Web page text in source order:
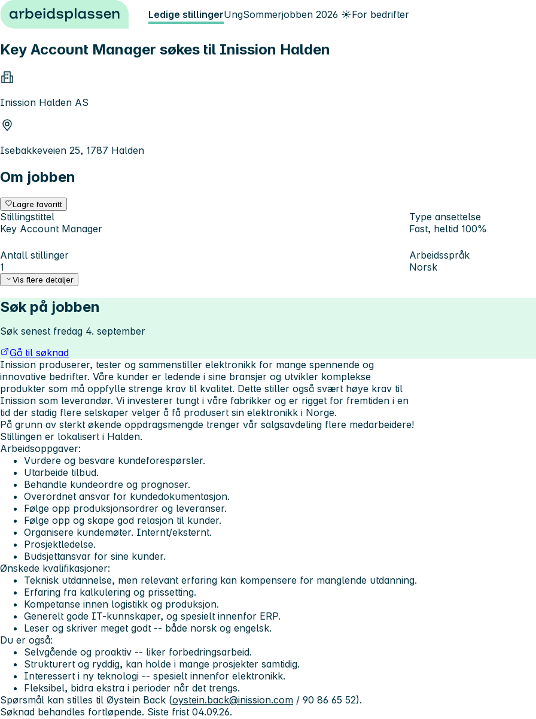
Hopp til innhold Ledige stillingerUngSommerjobben 2026 ☀️For bedrifter
Key Account Manager søkes til Inission Halden
Inission Halden AS
Isebakkeveien 25, 1787 Halden
Om jobben
Lagre favoritt
Stillingstittel
Key Account Manager
Type ansettelse
Fast, heltid 100%
Antall stillinger
1
Arbeidsspråk
Norsk
Vis flere detaljer
Søk på jobben
Søk senest fredag 4. september
Gå til søknad
Inission produserer, tester og sammenstiller elektronikk for mange spennende og
innovative bedrifter. Våre kunder er ledende i sine bransjer og utvikler komplekse
produkter som må oppfylle strenge krav til kvalitet. Dette stiller også svært høye krav til
Inission som leverandør. Vi investerer tungt i våre fabrikker og er rigget for fremtiden i en
tid der stadig flere selskaper velger å få produsert sin elektronikk i Norge.
På grunn av sterkt økende oppdragsmengde trenger vår salgsavdeling flere medarbeidere!
Stillingen er lokalisert i Halden.
Arbeidsoppgaver:
Vurdere og besvare kundeforespørsler.
Utarbeide tilbud.
Behandle kundeordre og prognoser.
Overordnet ansvar for kundedokumentasjon.
Følge opp produksjonsordrer og leveranser.
Følge opp og skape god relasjon til kunder.
Organisere kundemøter. Internt/eksternt.
Prosjektledelse.
Budsjettansvar for sine kunder.
Ønskede kvalifikasjoner:
Teknisk utdannelse, men relevant erfaring kan kompensere for manglende utdanning.
Erfaring fra kalkulering og prissetting.
Kompetanse innen logistikk og produksjon.
Generelt gode IT-kunnskaper, og spesielt innenfor ERP.
Leser og skriver meget godt -- både norsk og engelsk.
Du er også:
Selvgående og proaktiv -- liker forbedringsarbeid.
Strukturert og ryddig, kan holde i mange prosjekter samtidig.
Interessert i ny teknologi -- spesielt innenfor elektronikk.
Fleksibel, bidra ekstra i perioder når det trengs.
Spørsmål kan stilles til Øystein Back (oystein.back@inission.com / 90 86 65 52).
Søknad behandles fortløpende. Siste frist 04.09.26.